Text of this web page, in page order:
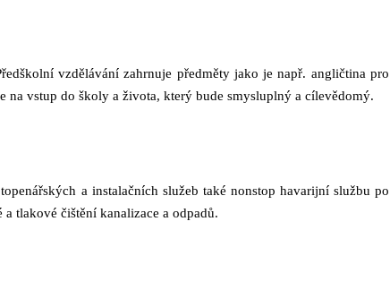
vzdělávání zahrnuje předměty jako je např. angličtina pro
na vstup do školy a života, který bude smysluplný a cílevědomý.
a instalačních služeb také nonstop havarijní službu po
tlakové čištění kanalizace a odpadů.